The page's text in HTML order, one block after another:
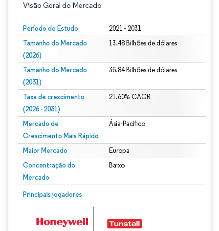
Visão Geral do Mercado
Período de Estudo 2021 - 2031
Tamanho do Mercado
(2026)
13.48 Bilhões de dólares
Tamanho do Mercado
(2031)
35.84 Bilhões de dólares
Taxa de crescimento
(2026 - 2031)
21.60% CAGR
Mercado de
Crescimento Mais Rápido
Ásia-Pacífico
Maior Mercado Europa
Concentração do
Mercado
Baixo
Principais jogadores
Imagem © Mordor Intelligence. O reuso requer atribuição conforme CC BY 4.0.